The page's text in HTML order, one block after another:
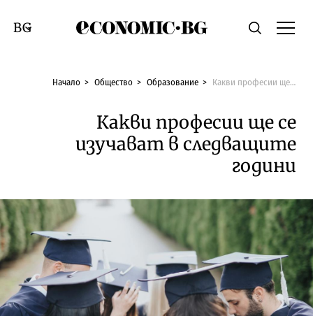
Economic.bgТърсене
Смяна на език
Начало Общество Образование Какви професии ще се изучават в следващите години
Какви професии ще се
изучават в следващите
години